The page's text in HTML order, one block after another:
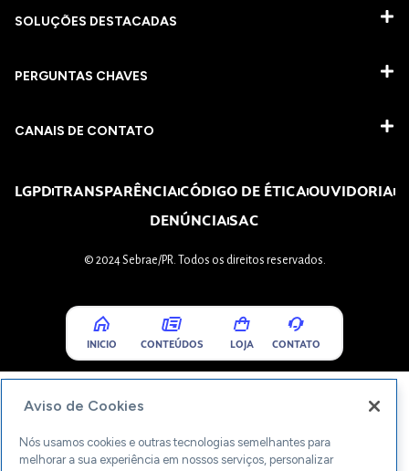
SOLUÇÕES DESTACADAS
PERGUNTAS CHAVES​
CANAIS DE CONTATO
LGPDTRANSPARÊNCIACÓDIGO DE ÉTICAOUVIDORIA
DENÚNCIASAC
© 2024 Sebrae/PR. Todos os direitos reservados.
INICIO CONTEÚDOS LOJA CONTATO
Aviso de Cookies
Nós usamos cookies e outras tecnologias semelhantes para
melhorar a sua experiência em nossos serviços, personalizar